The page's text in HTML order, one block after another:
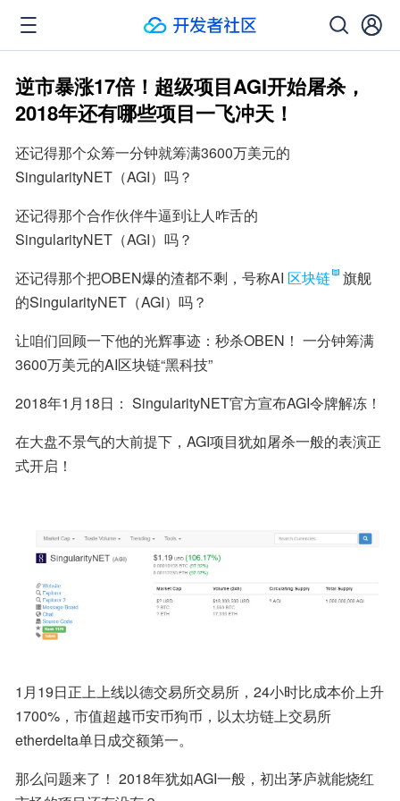
逆市暴涨17倍！超级项目AGI开始屠杀，
2018年还有哪些项目一飞冲天！
还记得那个众筹一分钟就筹满3600万美元的
SingularityNET（AGI）吗？
还记得那个合作伙伴牛逼到让人咋舌的
SingularityNET（AGI）吗？
还记得那个把OBEN爆的渣都不剩，号称AI 区块链
旗舰
的SingularityNET（AGI）吗？
让咱们回顾一下他的光辉事迹：秒杀OBEN！ 一分钟筹满
3600万美元的AI区块链“黑科技”
2018年1月18日： SingularityNET官方宣布AGI令牌解冻！
在大盘不景气的大前提下，AGI项目犹如屠杀一般的表演正
式开启！
1月19日正上上线以德交易所交易所，24小时比成本价上升
1700%，市值超越币安币狗币，以太坊链上交易所
etherdelta单日成交额第一。
那么问题来了！ 2018年犹如AGI一般，初出茅庐就能烧红